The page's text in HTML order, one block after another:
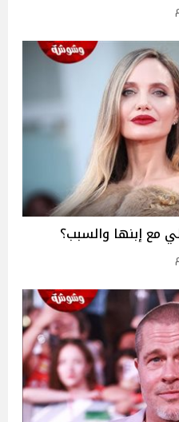
مع إبنها والسبب؟